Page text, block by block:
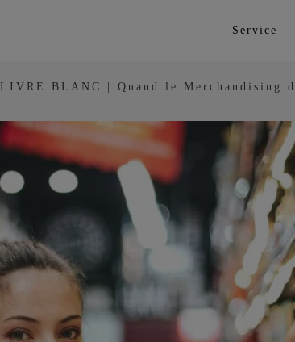
Service
LIVRE BLANC | Quand le Merchandising